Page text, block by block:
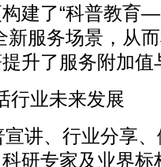
构建了“科普教
新服务场景，从
升了服务附加值
行业未来发展
讲、行业分享
研专家及业界